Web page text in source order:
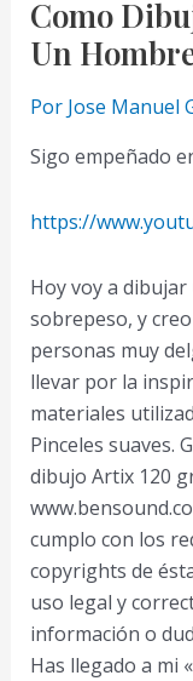
Como
Un
Por Jose Manuel
Sigo empeñado
https://
Hoy voy a
sobrepeso, y
personas muy
llevar por la
materiales
Pinceles suaves.
dibujo Artix 120
cumplo con los
copyrights de
uso legal y
información o
Has llegado a mi